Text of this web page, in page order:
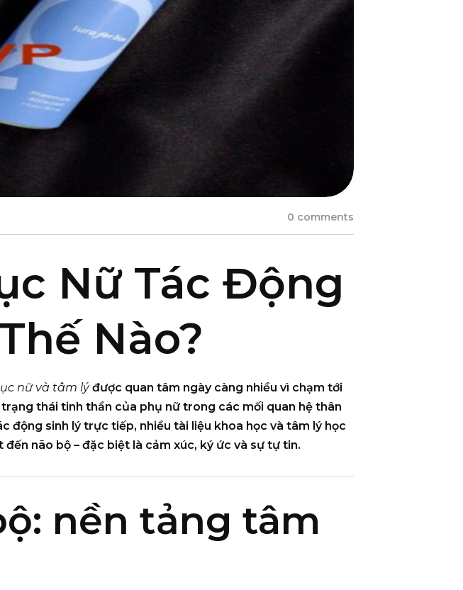
0 comments
Nữ Tác Động
Nào?
nữ và tâm lýđược quan tâm ngày càng nhiều vì chạm tới
thái tinh thần của phụ nữ trong các mối quan hệ thân
động sinh lý trực tiếp, nhiều tài liệu khoa học và tâm lý học
não bộ – đặc biệt là cảm xúc, ký ức và sự tự tin.
nền tảng tâm